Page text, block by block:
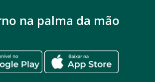
na palma da mão